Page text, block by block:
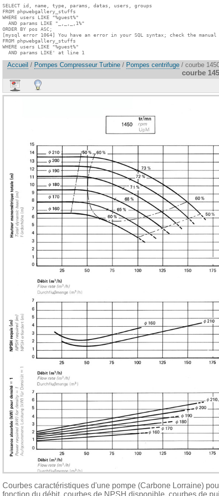
SELECT id, name, type, params, datas, users, groups
FROM phpwebgallery_stuffs
WHERE users LIKE "%guest%"
  AND params LIKE "_,_,_,1%"
ORDER BY pos ASC;
[mysql error 1064] You have an error in your SQL syntax; check the
FROM phpwebgallery_stuffs
WHERE users LIKE "%guest%"
  AND params LIKE' at line 1
Accueil / Pompes Compresseur Turbine / Pompes centrifuge / courbe
courbe
Courbes caractéristiques d'une pompe (Carbone Lorraine)